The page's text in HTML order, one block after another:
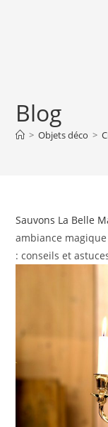
Blog
> Objets déco >
Sauvons La Belle
ambiance
: conseils et